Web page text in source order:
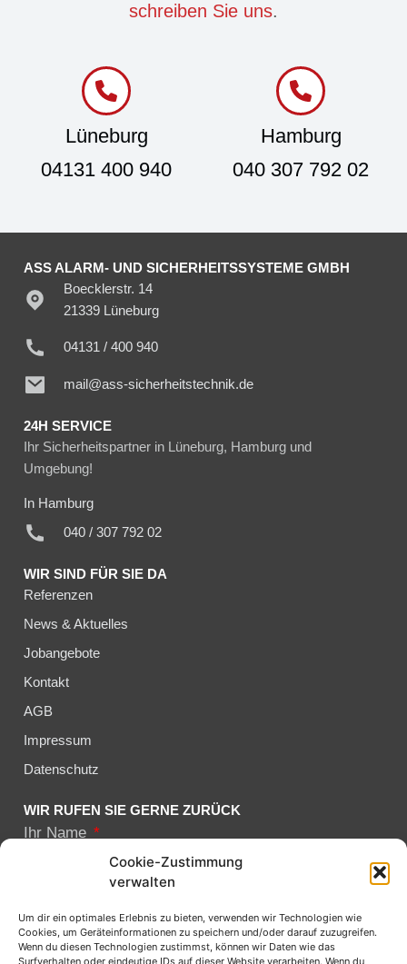
Cookie-Zustimmung
verwalten
Um dir ein optimales Erlebnis zu bieten, verwenden wir Technologien wie
Cookies, um Geräteinformationen zu speichern und/oder darauf zuzugreifen.
Wenn du diesen Technologien zustimmst, können wir Daten wie das
Surfverhalten oder eindeutige IDs auf dieser Website verarbeiten. Wenn du
schreiben Sie uns.
Lüneburg
04131 400 940
Hamburg
040 307 792 02
ASS ALARM- UND SICHERHEITSSYSTEME GMBH
Boecklerstr. 14
21339 Lüneburg
04131 / 400 940
mail@ass-sicherheitstechnik.de
24H SERVICE
Ihr Sicherheitspartner in Lüneburg, Hamburg und
Umgebung!
In Hamburg
040 / 307 792 02
WIR SIND FÜR SIE DA
Referenzen
News & Aktuelles
Jobangebote
Kontakt
AGB
Impressum
Datenschutz
WIR RUFEN SIE GERNE ZURÜCK
Ihr Name